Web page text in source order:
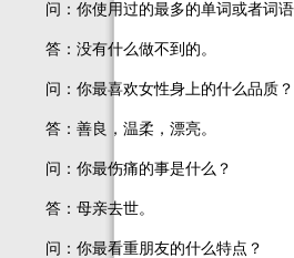
问：你使用过的最多的单词或者词语
答：没有什么做不到的。
问：你最喜欢女性身上的什么品质？
答：善良，温柔，漂亮。
问：你最伤痛的事是什么？
答：母亲去世。
问：你最看重朋友的什么特点？